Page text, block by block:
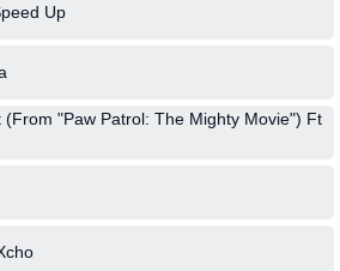
Up
(From "Paw Patrol: The Mighty Movie") Ft